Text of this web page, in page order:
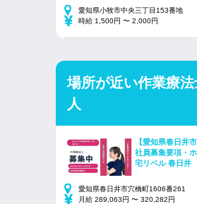
愛知県小牧市中央三丁目153番地
時給 1,500円 〜 2,000円
場所が近い作業療
人
【愛知県春日井
社員募集要項・
宅リベル 春日井
愛知県春日井市穴橋町1606番261
月給 289,063円 〜 320,282円